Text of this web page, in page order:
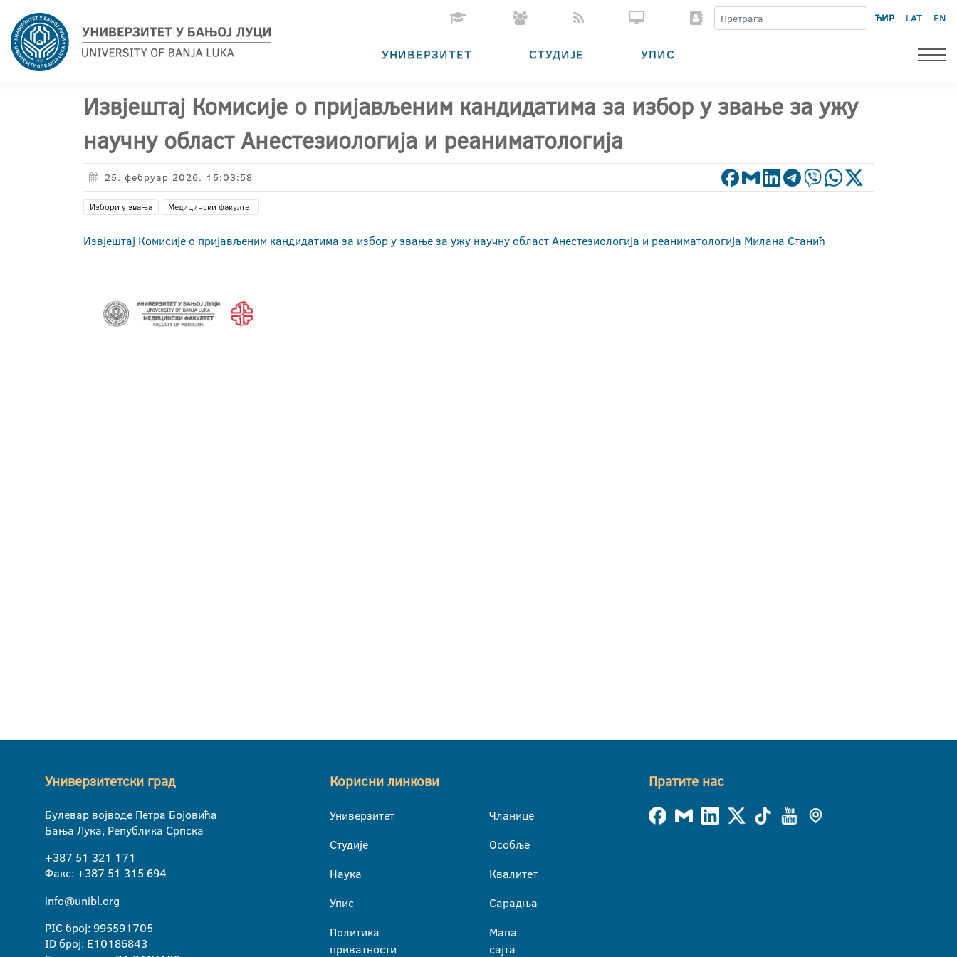
ЋИР LAT EN
УНИВЕРЗИТЕТ СТУДИЈЕ УПИС
Извјештај Комисије о пријављеним кандидатима за избор у звање за ужу
научну област Анестезиологија и реаниматологија
25. фебруар 2026. 15:03:58
Избори у звања Медицински факултет
Извјештај Комисије о пријављеним кандидатима за избор у звање за ужу научну област Анестезиологија и реаниматологија Милана Станић
Универзитетски град
Булевар војводе Петра Бојовића
Бања Лука, Република Српска
+387 51 321 171
Факс: +387 51 315 694
info@unibl.org
PIC број: 995591705
ID број: E10186843
Корисни линкови
Универзитет
Студије
Наука
Упис
Политика
приватности
Чланице
Особље
Квалитет
Сарадња
Мапа
сајта
Пратите нас